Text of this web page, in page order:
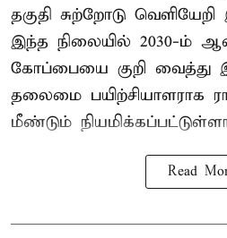
தகுதி சுற்றோடு வெளியேறி
இந்த நிலையில் 2030-ம்
கோப்பையை குறி வைத்து
தலைமை பயிற்சியாளராக
மீண்டும்
Read